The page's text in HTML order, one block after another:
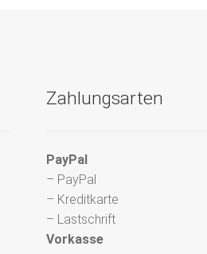
Zahlungsarten
PayPal
– PayPal
– Kreditkarte
– Lastschrift
Vorkasse